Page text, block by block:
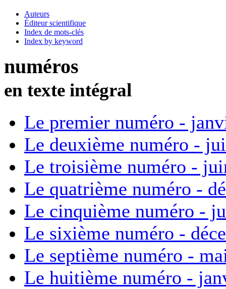
Auteurs
Éditeur scientifique
Index de mots-clés
Index by keyword
numéros
en texte intégral
Le premier numéro -
Le deuxième numéro -
Le troisième numéro -
Le quatrième numéro -
Le cinquième numéro -
Le sixième numéro -
Le septième numéro -
Le huitième numéro -